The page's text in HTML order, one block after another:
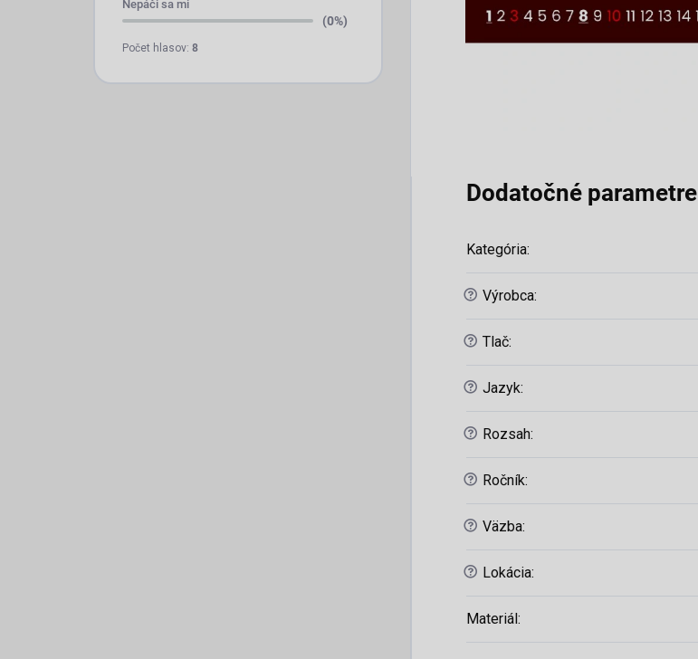
Nepáči sa mi
(0%)
Počet hlasov: 8
Dodatočné parametre
Kategória:
? Výrobca:
? Tlač:
? Jazyk:
? Rozsah:
? Ročník:
? Väzba:
? Lokácia:
Materiál :